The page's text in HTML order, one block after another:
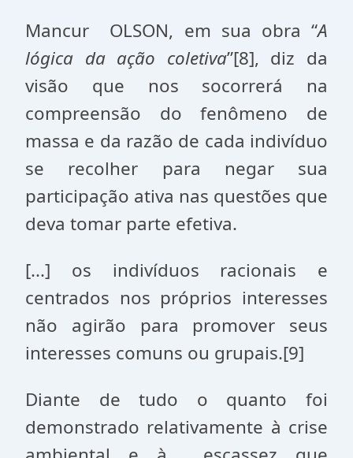
Mancur OLSON, em sua obra “A
lógica da ação coletiva”[8], diz da
visão que nos socorrerá na
compreensão do fenômeno de
massa e da razão de cada indivíduo
se recolher para negar sua
participação ativa nas questões que
deva tomar parte efetiva.
[...] os indivíduos racionais e
centrados nos próprios interesses
não agirão para promover seus
interesses comuns ou grupais.[9]
Diante de tudo o quanto foi
demonstrado relativamente à crise